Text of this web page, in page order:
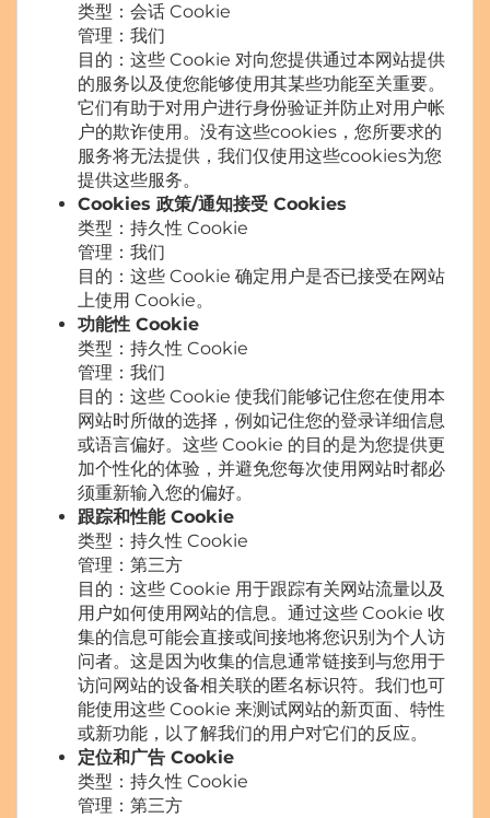
类型：会话 Cookie
管理：我们
目的：这些 Cookie 对向您提供通过本网站提供
的服务以及使您能够使用其某些功能至关重要。
它们有助于对用户进行身份验证并防止对用户帐
户的欺诈使用。没有这些cookies，您所要求的
服务将无法提供，我们仅使用这些cookies为您
提供这些服务。
Cookies 政策/通知接受 Cookies
类型：持久性 Cookie
管理：我们
目的：这些 Cookie 确定用户是否已接受在网站
上使用 Cookie。
功能性 Cookie
类型：持久性 Cookie
管理：我们
目的：这些 Cookie 使我们能够记住您在使用本
网站时所做的选择，例如记住您的登录详细信息
或语言偏好。这些 Cookie 的目的是为您提供更
加个性化的体验，并避免您每次使用网站时都必
须重新输入您的偏好。
跟踪和性能 Cookie
类型：持久性 Cookie
管理：第三方
目的：这些 Cookie 用于跟踪有关网站流量以及
用户如何使用网站的信息。通过这些 Cookie 收
集的信息可能会直接或间接地将您识别为个人访
问者。这是因为收集的信息通常链接到与您用于
访问网站的设备相关联的匿名标识符。我们也可
能使用这些 Cookie 来测试网站的新页面、特性
或新功能，以了解我们的用户对它们的反应。
定位和广告 Cookie
类型：持久性 Cookie
管理：第三方